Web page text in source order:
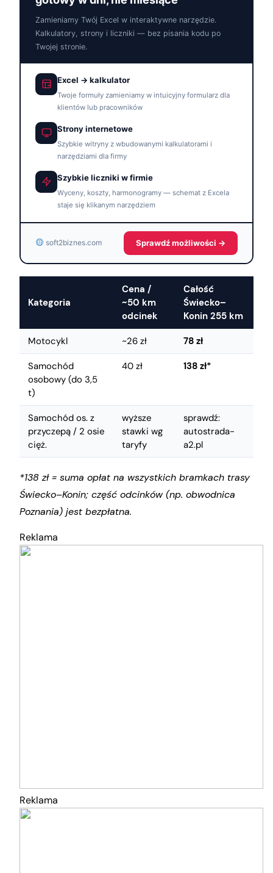
Zamieniamy Twój Excel w interaktywne narzędzie.
Kalkulatory, strony i liczniki — bez pisania kodu po
Twojej stronie.
Excel → kalkulator
Twoje formuły zamieniamy w intuicyjny formularz dla
klientów lub pracowników
Strony internetowe
Szybkie witryny z wbudowanymi kalkulatorami i
narzędziami dla firmy
Szybkie liczniki w firmie
Wyceny, koszty, harmonogramy — schemat z Excela
staje się klikanym narzędziem
soft2biznes.com Sprawdź możliwości →
Kategoria
Cena /
~50 km
odcinek
Całość
Świecko–
Konin 255 km
Motocykl ~26 zł 78 zł
Samochód
osobowy (do 3,5
t)
40 zł 138 zł*
Samochód os. z
przyczepą / 2 osie
cięż.
wyższe
stawki wg
taryfy
sprawdź:
autostrada-
a2.pl
*138 zł = suma opłat na wszystkich bramkach trasy
Świecko–Konin; część odcinków (np. obwodnica
Poznania) jest bezpłatna.
Reklama
Reklama